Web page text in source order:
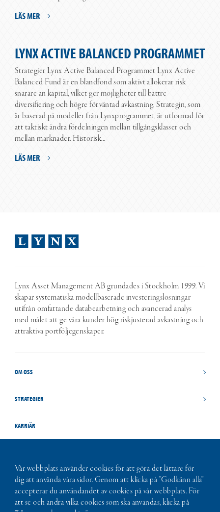
LÄS MER
LYNX ACTIVE BALANCED PROGRAMMET
Strategier Lynx Active Balanced Programmet Lynx Active
Balanced Fund är en blandfond som aktivt allokerar risk
snarare än kapital, vilket ger möjligheter till bättre
diversifiering och högre förväntad avkastning. Strategin, som
är baserad på modeller från Lynxprogrammet, är utformad för
att taktiskt ändra fördelningen mellan tillgångsklasser och
mellan marknader. Historisk...
LÄS MER
Lynx Asset Management AB grundades i Stockholm 1999. Vi
skapar systematiska modellbaserade investeringslösningar
utifrån omfattande databearbetning och avancerad analys
med målet att ge våra kunder hög riskjusterad avkastning och
attraktiva portföljegenskaper.
OM OSS
STRATEGIER
KARRIÄR
STUDENTMÖJLIGHETER
Vår webbplats använder cookies för att göra det lättare för
dig att använda våra sidor. Genom att klicka på ”Godkänn alla”
accepterar du användandet av cookies på vår webbplats. För
att se och ändra vilka cookies som ska användas, klicka på